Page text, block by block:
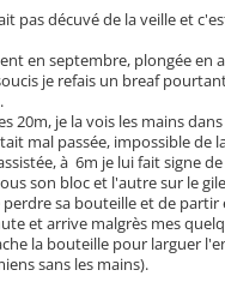
pas décuvé de la veille et
en septembre, plongée en
je refais un breaf
20m, je la vois les mains
mal passée, impossible de
à 6m je lui fait signe
son bloc et l'autre sur le
perdre sa bouteille et de
et arrive malgrès mes
la bouteille pour larguer
sans les mains).